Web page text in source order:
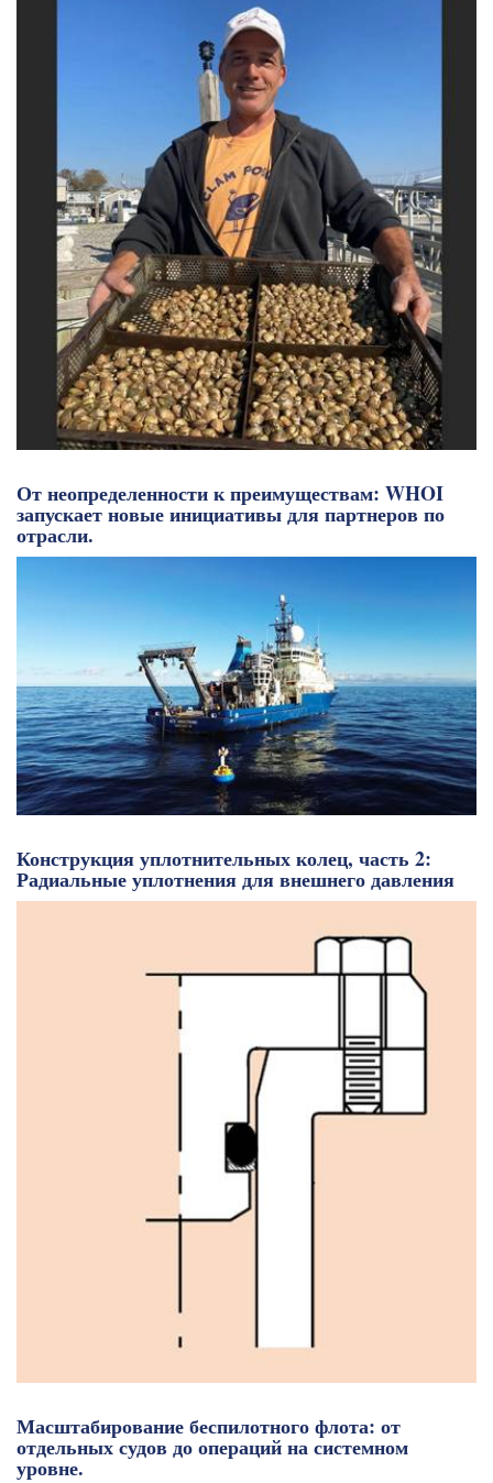
От неопределенности к преимуществам: WHOI
запускает новые инициативы для партнеров по
отрасли.
Конструкция уплотнительных колец, часть 2:
Радиальные уплотнения для внешнего давления
Масштабирование беспилотного флота: от
отдельных судов до операций на системном
уровне.